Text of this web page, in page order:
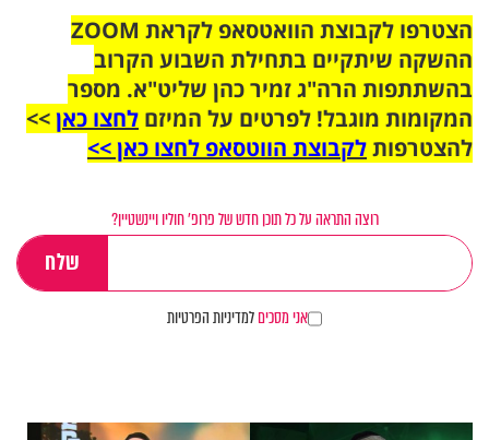
הצטרפו לקבוצת הוואטסאפ לקראת ZOOM
ההשקה שיתקיים בתחילת השבוע הקרוב
בהשתתפות הרה"ג זמיר כהן שליט"א. מספר
המקומות מוגבל! לפרטים על המיזם לחצו כאן>>
להצטרפותלקבוצת הווטסאפ לחצו כאן >>
רוצה התראה על כל תוכן חדש של פרופ' חוליו ויינשטיין?
אני מסכיםלמדיניות הפרטיות